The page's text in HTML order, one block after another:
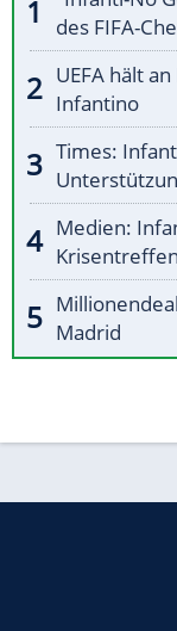
des FIFA-
UEFA hält
Infantino
Times:
Medien:
Krisentreffen
Madrid